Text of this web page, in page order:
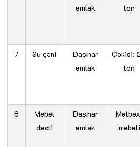
əmlak
ton
7 Su çəni
Daşınar
əmlak
Çəkisi:
ton
8
Mebel
dəsti
Daşınar
əmlak
mebeli